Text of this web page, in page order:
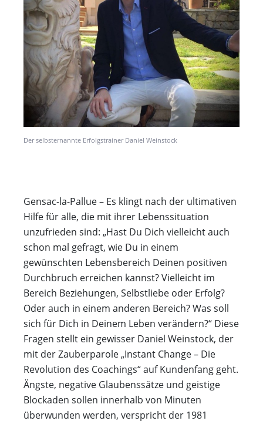
Der selbsternannte Erfolgstrainer Daniel Weinstock
Gensac-la-Pallue – Es klingt nach der ultimativen
Hilfe für alle, die mit ihrer Lebenssituation
unzufrieden sind: „Hast Du Dich vielleicht auch
schon mal gefragt, wie Du in einem
gewünschten Lebensbereich Deinen positiven
Durchbruch erreichen kannst? Vielleicht im
Bereich Beziehungen, Selbstliebe oder Erfolg?
Oder auch in einem anderen Bereich? Was soll
sich für Dich in Deinem Leben verändern?“ Diese
Fragen stellt ein gewisser Daniel Weinstock, der
mit der Zauberparole „Instant Change – Die
Revolution des Coachings“ auf Kundenfang geht.
Ängste, negative Glaubenssätze und geistige
Blockaden sollen innerhalb von Minuten
überwunden werden, verspricht der 1981